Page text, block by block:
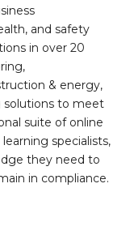
and safety
in over 20
& energy,
solutions to meet
suite of online
specialists,
they need to
in compliance.